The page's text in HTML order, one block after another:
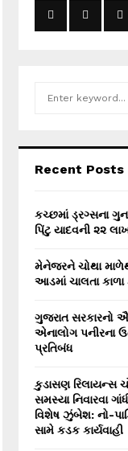
h
o
r
Recent Posts
કચ્છમાં ડ્રગ્સના
પિંટુ યાદવની ૨૨
મેનેજરને ચોથા
આડમાં ચાલતા કાળા
ગુજરાત સરકારનો
એનાલોગ પનીરના
પ્રતિબંધ
કુડાસણ રિલાયન્સ
સમસ્યા નિવારવા
વિશેષ ઝુંબેશ: નો-
સામે કડક કાર્યવાહી